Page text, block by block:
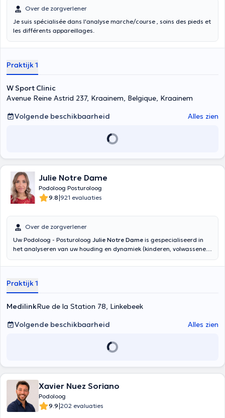
Over de zorgverlener
Je suis spécialisée dans l'analyse marche/course , soins des pieds et
les différents appareillages.
Praktijk 1
W Sport Clinic
Avenue Reine Astrid 237, Kraainem, Belgique, Kraainem
Volgende beschikbaarheid
Alles zien
Julie Notre Dame
Podoloog Posturoloog
9.8|921 evaluaties
Over de zorgverlener
Uw Podoloog - Posturoloog Julie Notre Dame is gespecialiseerd in
het analyseren van uw houding en dynamiek (kinderen, volwassenen,
knie-, heup- en rugklachten. De Posturologist is aangepast om
lumbago, migraine, cervicale en thoracale spanningen, chronische
pijn. Aan de hand van een volledig onderzoek kan zij u doorverwijzen
naar een geschikt multidisciplinair team om uw pijn te verlichten. Zij
voert pedicurebehandelingen uit (voetverzorging, ingegroeide
teennagels, likdoorns, eelt). Het maken van orthonyxis, orthoplastie,
orthoplastie behoren tot haar vaardigheden. Aarzel niet om een
Praktijk 1
MedilinkRue de la Station 78, Linkebeek
Volgende beschikbaarheid
Alles zien
Xavier Nuez Soriano
Podoloog
9.9|202 evaluaties